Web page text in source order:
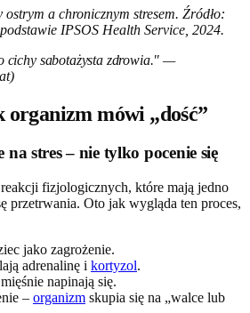
ostrym a chronicznym stresem. Źródło:
IPSOS Health Service, 2024.
cichy sabotażysta zdrowia." —
organizm mówi „dość”
na stres – nie tylko pocenie się
fizjologicznych, które mają jedno
przetrwania. Oto jak wygląda ten proces,
jako zagrożenie.
adrenalinę i kortyzol.
napinają się.
– organizm skupia się na „walce lub